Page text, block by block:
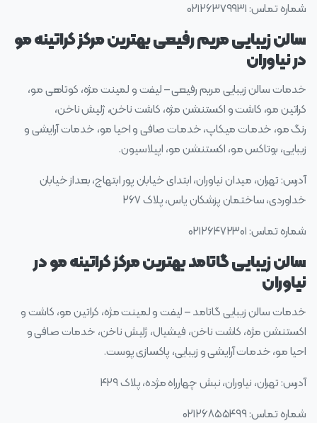
شماره تماس: ۰۲۱۲۶۳۷۹۹۳۱
سالن زیبایی مریم رفیعی بهترین مرکز کراتینه مو
در نیاوران
خدمات سالن زیبایی مریم رفیعی – لیفت و لمینت مژه، کوتاهی مو،
کراتین مو، کاشت و اکستنشن مژه، کاشت ناخن، ژلیش ناخن،
رنگ مو، خدمات میکاپ، خدمات صافی و احیا مو، خدمات آرایشی و
زیبایی، بوتاکس مو، اکستنشن مو، اپیلاسیون.
آدرس: تهران، میدان نیاوران، ابتدای خیابان پور ابتهاج، بعداز خیابان
خداوردی، ساختمان پزشکان یاس، پلاک ۲۶۷
شماره تماس: ۰۲۱۲۶۴۷۲۳۰۱
سالن زیبایی گاتامد بهترین مرکز کراتینه مو در
نیاوران
خدمات سالن زیبایی گاتامد – لیفت و لمینت مژه، کراتین مو، کاشت و
اکستنشن مژه، کاشت ناخن، فیشیال، ژلیش ناخن، خدمات صافی و
احیا مو، خدمات آرایشی و زیبایی، پاکسازی پوست.
آدرس: تهران، نیاوران، نبش چهارراه مژده، پلاک ۴۲۹
شماره تماس: ۰۲۱۲۶۸۵۵۴۹۹